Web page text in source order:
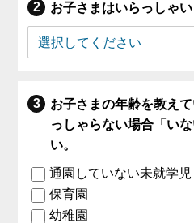
お子さまはいらっしゃい
お子さまの年齢を教え
っしゃらない場合「い
い。
通園していない未就学児
保育園
幼稚園